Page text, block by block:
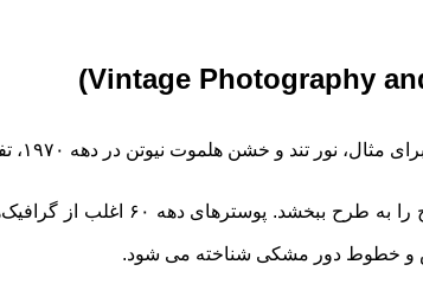
دهه ۱۹۷۰، تفاوت فاحشی با عکاسی تک ‌رنگ و توناژدار دهه ۱۹۴۰ دارد.